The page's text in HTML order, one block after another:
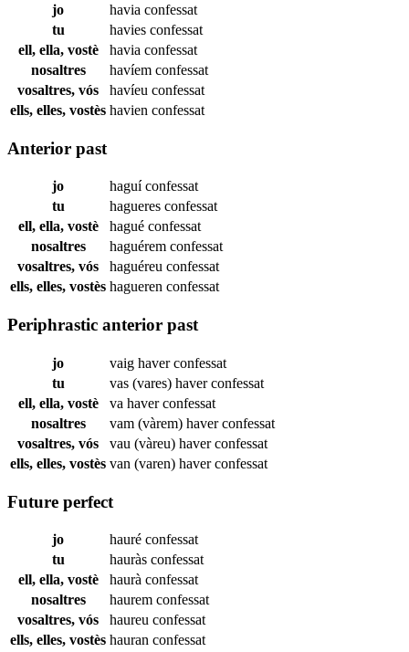
jo havia confessat
tu
havies confessat
ell, ella, vostè
havia confessat
nosaltres
havíem confessat
vosaltres, vós
havíeu confessat
ells, elles, vostès havien confessat
Anterior past
jo haguíconfessat
tu
hagueres confessat
ell, ella, vostè
hagué confessat
nosaltres
haguérem confessat
vosaltres, vós
haguéreu confessat
ells, elles, vostès hagueren confessat
Periphrastic anterior past
jo vaig haverconfessat
tu
vas (vares) haverconfessat
ell, ella, vostè
va haverconfessat
nosaltres
vam (vàrem) haverconfessat
vosaltres, vós
vau (vàreu) haverconfessat
ells, elles, vostès van (varen) haverconfessat
Future perfect
jo hauré confessat
tu
hauràs confessat
ell, ella, vostè
haurà confessat
nosaltres
haurem confessat
vosaltres, vós
haureu confessat
ells, elles, vostès hauran confessat